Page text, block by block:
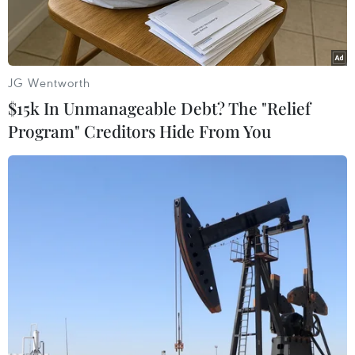
Người di cư tìm cách vượt biên. (Nguồn: AFP)
Theo AFP và CNN, Cơ quan Hải quan và Bảo vệ
Biên giới Mỹ thông báo, chính quyền nước này
đã mở lại
cửa khẩu San Ysidro
ở thành phố
San Diego thuộc bang California, giáp giới khu
JG Wentworth
$15k In Unmanageable Debt? The "Relief
Program" Creditors Hide From You